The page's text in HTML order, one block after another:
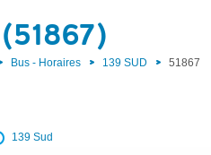
Bus - Horaires 139 SUD 51867
139 Sud